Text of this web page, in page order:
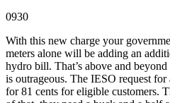
0930
With this new charge your
meters alone will be adding an
hydro bill. That’s above and
is outrageous. The IESO request
for 81 cents for eligible customers.